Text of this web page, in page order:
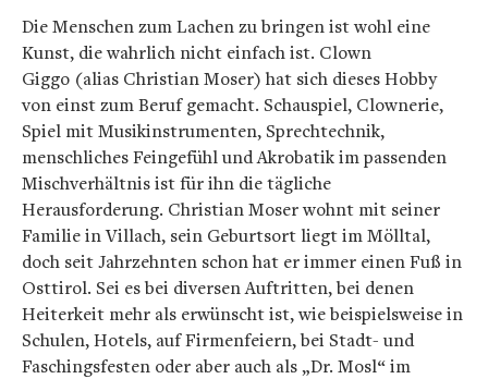
Die Menschen zum Lachen zu bringen ist wohl eine
Kunst, die wahrlich nicht einfach ist. Clown
Giggo (alias Christian Moser) hat sich dieses Hobby
von einst zum Beruf gemacht. Schauspiel, Clownerie,
Spiel mit Musikinstrumenten, Sprechtechnik,
menschliches Feingefühl und Akrobatik im passenden
Mischverhältnis ist für ihn die tägliche
Herausforderung. Christian Moser wohnt mit seiner
Familie in Villach, sein Geburtsort liegt im Mölltal,
doch seit Jahrzehnten schon hat er immer einen Fuß in
Osttirol. Sei es bei diversen Auftritten, bei denen
Heiterkeit mehr als erwünscht ist, wie beispielsweise in
Schulen, Hotels, auf Firmenfeiern, bei Stadt- und
Faschingsfesten oder aber auch als „Dr. Mosl“ im